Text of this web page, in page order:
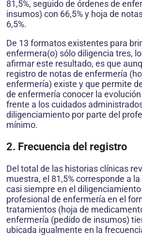
81,5%, seguido de órdenes de
insumos) con 66,5% y hoja de
6,5%.
De 13 formatos existentes para
enfermera(o) sólo diligencia tres,
afirmar este resultado, es que
registro de notas de enfermería
enfermería) existe y que permite
de enfermería conocer la
frente a los cuidados
diligenciamiento por parte del
mínimo.
2. Frecuencia del registro
Del total de las historias clínicas
muestra, el 81,5% corresponde a
casi siempre en el diligenciamiento
profesional de enfermería en el
tratamientos (hoja de
enfermería (pedido de insumos)
ubicada igualmente en la